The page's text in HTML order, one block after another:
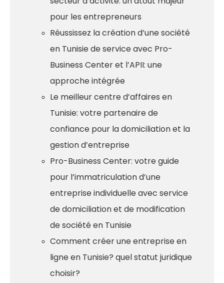
pour les entrepreneurs
Réussissez la création d’une société
en Tunisie de service avec Pro-
Business Center et l’APII: une
approche intégrée
Le meilleur centre d’affaires en
Tunisie: votre partenaire de
confiance pour la domiciliation et la
gestion d’entreprise
Pro-Business Center: votre guide
pour l’immatriculation d’une
entreprise individuelle avec service
de domiciliation et de modification
de société en Tunisie
Comment créer une entreprise en
ligne en Tunisie? quel statut juridique
choisir?